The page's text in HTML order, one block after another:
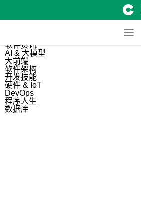
软件资讯
AI & 大模型
大前端
软件架构
开发技能
硬件 & IoT
DevOps
程序人生
数据库